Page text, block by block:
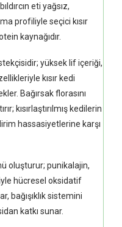
eti yağsız,
profiliyle seçici kısır
kaynağıdır.
yüksek lif içeriği,
kısır kedi
Bağırsak florasını
kısırlaştırılmış kedilerin
hassasiyetlerine karşı
oluşturur; punikalajin,
hücresel oksidatif
bağışıklık sistemini
katkı sunar.